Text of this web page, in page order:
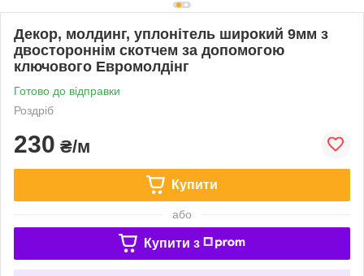
Декор, молдинг, уплонітель широкий 9мм з
двостороннім скотчем за допомогою
ключового Евромолдінг
Готово до відправки
Роздріб
230 ₴/м
Купити
або
Купити з